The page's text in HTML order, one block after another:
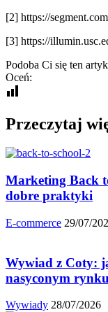
[2] https://segment.com
[3] https://
Podoba Ci się ten
Oceń:
Przeczytaj
Marketing Back
dobre praktyki
E-commerce 29/07/
Wywiad z Coty:
nasyconym
Wywiady 28/07/2026